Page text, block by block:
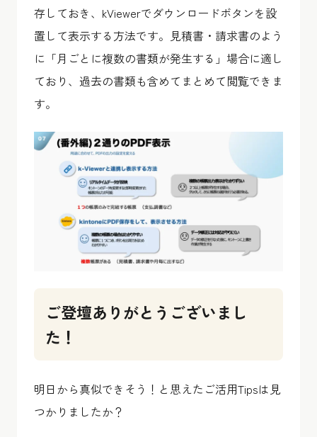
存しておき、kViewerでダウンロードボタンを設
置して表示する方法です。見積書・請求書のよう
に「月ごとに複数の書類が発生する」場合に適し
ており、過去の書類も含めてまとめて閲覧できま
す。
ご登壇ありがとうございまし
た！
明日から真似できそう！と思えたご活用Tipsは見
つかりましたか？